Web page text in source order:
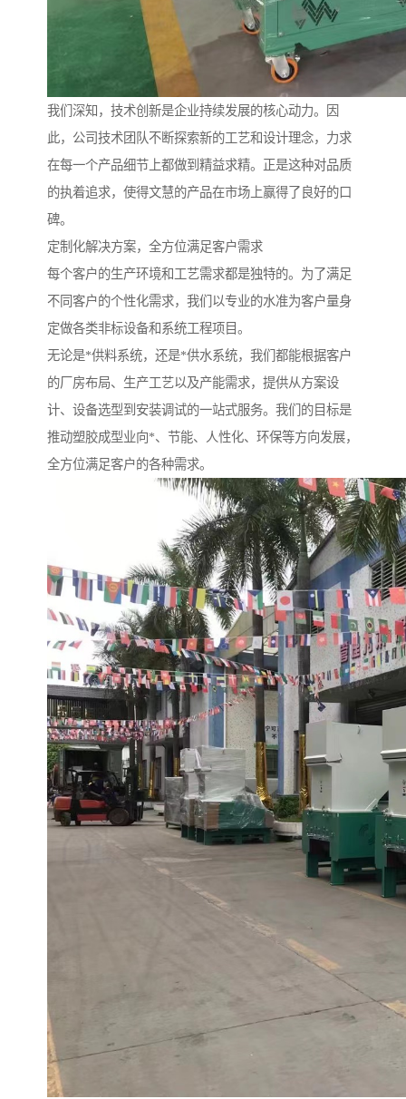
我们深知，技术创新是企业持续发展的核心动力。因
此，公司技术团队不断探索新的工艺和设计理念，力求
在每一个产品细节上都做到精益求精。正是这种对品质
的执着追求，使得文慧的产品在市场上赢得了良好的口
碑。
定制化解决方案，全方位满足客户需求
每个客户的生产环境和工艺需求都是独特的。为了满足
不同客户的个性化需求，我们以专业的水准为客户量身
定做各类非标设备和系统工程项目。
无论是*供料系统，还是*供水系统，我们都能根据客户
的厂房布局、生产工艺以及产能需求，提供从方案设
计、设备选型到安装调试的一站式服务。我们的目标是
推动塑胶成型业向*、节能、人性化、环保等方向发展，
全方位满足客户的各种需求。